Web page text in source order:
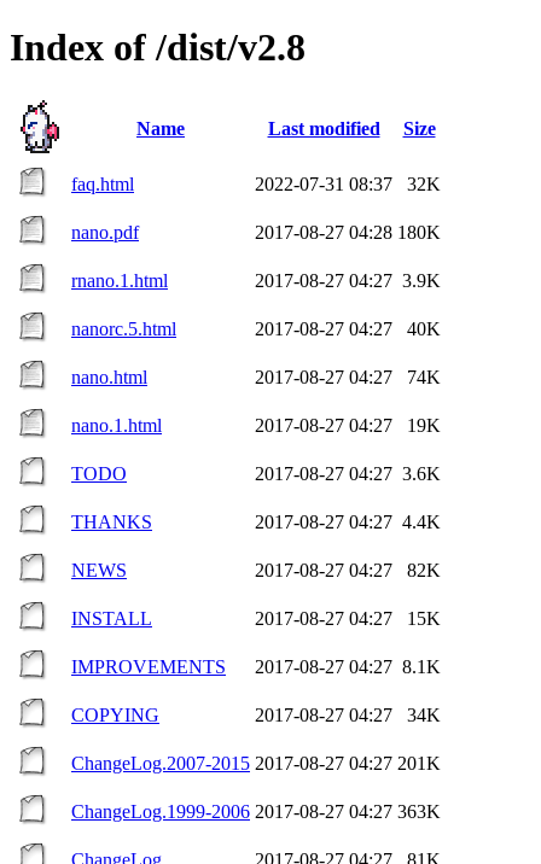
Index of /dist/v2.8
Name Last modified Size
faq.html 2022-07-31 08:37 32K
nano.pdf 2017-08-27 04:28 180K
rnano.1.html 2017-08-27 04:27 3.9K
nanorc.5.html 2017-08-27 04:27 40K
nano.html 2017-08-27 04:27 74K
nano.1.html 2017-08-27 04:27 19K
TODO 2017-08-27 04:27 3.6K
THANKS 2017-08-27 04:27 4.4K
NEWS 2017-08-27 04:27 82K
INSTALL 2017-08-27 04:27 15K
IMPROVEMENTS 2017-08-27 04:27 8.1K
COPYING 2017-08-27 04:27 34K
ChangeLog.2007-2015 2017-08-27 04:27 201K
ChangeLog.1999-2006 2017-08-27 04:27 363K
ChangeLog 2017-08-27 04:27 81K